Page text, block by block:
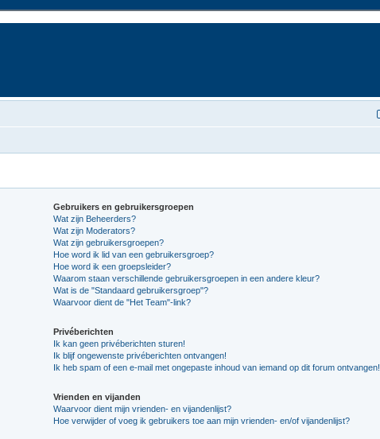
Gebruikers en gebruikersgroepen
Wat zijn Beheerders?
Wat zijn Moderators?
Wat zijn gebruikersgroepen?
Hoe word ik lid van een gebruikersgroep?
Hoe word ik een groepsleider?
Waarom staan verschillende gebruikersgroepen in een andere kleur?
Wat is de "Standaard gebruikersgroep"?
Waarvoor dient de "Het Team"-link?
Privéberichten
Ik kan geen privéberichten sturen!
Ik blijf ongewenste privéberichten ontvangen!
Ik heb spam of een e-mail met ongepaste inhoud van iemand op dit forum ontvangen!
Vrienden en vijanden
Waarvoor dient mijn vrienden- en vijandenlijst?
Hoe verwijder of voeg ik gebruikers toe aan mijn vrienden- en/of vijandenlijst?